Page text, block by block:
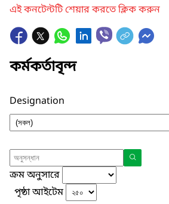
এই কনটেন্টটি শেয়ার করতে ক্লিক করুন
কর্মকর্তাবৃন্দ
Designation
ক্রম অনুসারে
পৃষ্ঠা আইটেম